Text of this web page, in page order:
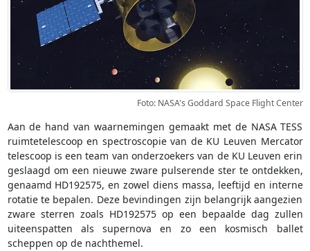
Foto: NASA's Goddard Space Flight Center
Aan de hand van waarnemingen gemaakt met de NASA TESS
ruimtetelescoop en spectroscopie van de KU Leuven Mercator
telescoop is een team van onderzoekers van de KU Leuven erin
geslaagd om een nieuwe zware pulserende ster te ontdekken,
genaamd HD192575, en zowel diens massa, leeftijd en interne
rotatie te bepalen. Deze bevindingen zijn belangrijk aangezien
zware sterren zoals HD192575 op een bepaalde dag zullen
uiteenspatten als supernova en zo een kosmisch ballet
scheppen op de nachthemel.